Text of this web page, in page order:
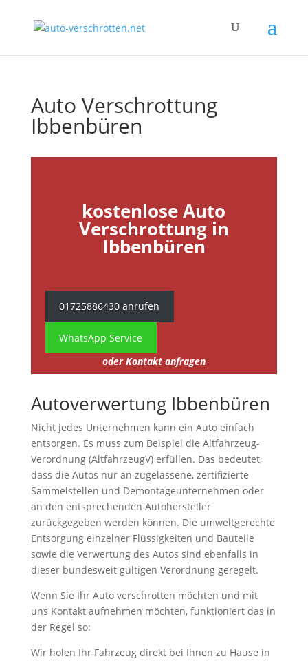
Auto Verschrottung
Ibbenbüren
kostenlose Auto
Verschrottung in
Ibbenbüren
01725886430 anrufen
WhatsApp Service
oder Kontakt anfragen
Autoverwertung Ibbenbüren
Nicht jedes Unternehmen kann ein Auto einfach
entsorgen. Es muss zum Beispiel die Altfahrzeug-
Verordnung (AltfahrzeugV) erfüllen. Das bedeutet,
dass die Autos nur an zugelassene, zertifizierte
Sammelstellen und Demontageunternehmen oder
an den entsprechenden Autohersteller
zurückgegeben werden können. Die umweltgerechte
Entsorgung einzelner Flüssigkeiten und Bauteile
sowie die Verwertung des Autos sind ebenfalls in
dieser bundesweit gültigen Verordnung geregelt.
Wenn Sie Ihr Auto verschrotten möchten und mit
uns Kontakt aufnehmen möchten, funktioniert das in
der Regel so:
Wir holen Ihr Fahrzeug direkt bei Ihnen zu Hause in